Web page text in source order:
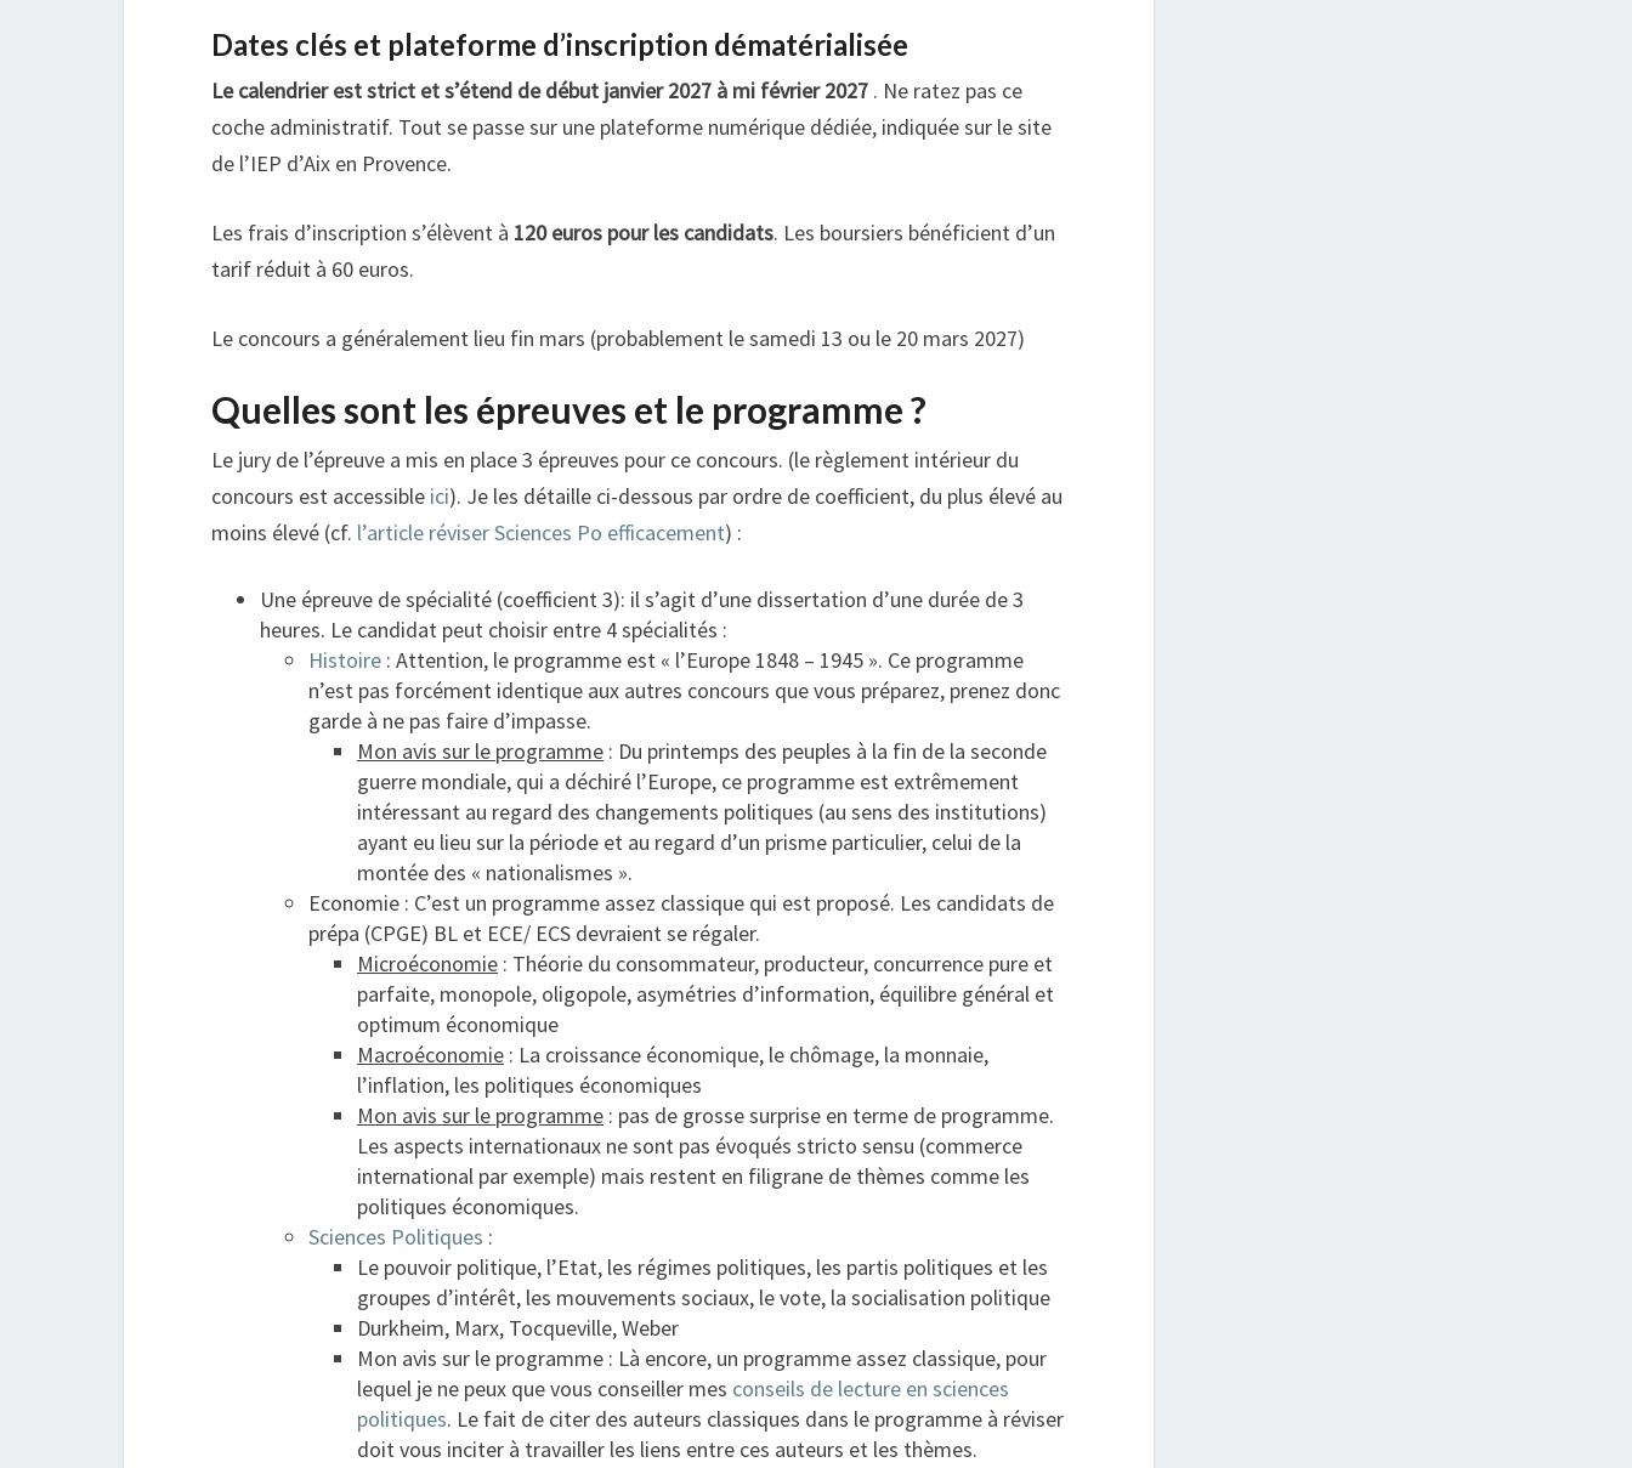
Dates clés et plateforme d’inscription dématérialisée
Le calendrier est strict et s’étend de début janvier 2027 à mi février 2027 . Ne ratez pas ce
coche administratif. Tout se passe sur une plateforme numérique dédiée, indiquée sur le site
de l’IEP d’Aix en Provence.
Les frais d’inscription s’élèvent à 120 euros pour les candidats. Les boursiers bénéficient d’un
tarif réduit à 60 euros.
Le concours a généralement lieu fin mars (probablement le samedi 13 ou le 20 mars 2027)
Quelles sont les épreuves et le programme ?
Le jury de l’épreuve a mis en place 3 épreuves pour ce concours. (le règlement intérieur du
concours est accessible ici). Je les détaille ci-dessous par ordre de coefficient, du plus élevé au
moins élevé (cf. l’article réviser Sciences Po efficacement) :
Une épreuve de spécialité (coefficient 3): il s’agit d’une dissertation d’une durée de 3
heures. Le candidat peut choisir entre 4 spécialités :
Histoire : Attention, le programme est « l’Europe 1848 – 1945 ». Ce programme
n’est pas forcément identique aux autres concours que vous préparez, prenez donc
garde à ne pas faire d’impasse.
Mon avis sur le programme : Du printemps des peuples à la fin de la seconde
guerre mondiale, qui a déchiré l’Europe, ce programme est extrêmement
intéressant au regard des changements politiques (au sens des institutions)
ayant eu lieu sur la période et au regard d’un prisme particulier, celui de la
montée des « nationalismes ».
Economie : C’est un programme assez classique qui est proposé. Les candidats de
prépa (CPGE) BL et ECE/ ECS devraient se régaler.
Microéconomie : Théorie du consommateur, producteur, concurrence pure et
parfaite, monopole, oligopole, asymétries d’information, équilibre général et
optimum économique
Macroéconomie : La croissance économique, le chômage, la monnaie,
l’inflation, les politiques économiques
Mon avis sur le programme : pas de grosse surprise en terme de programme.
Les aspects internationaux ne sont pas évoqués stricto sensu (commerce
international par exemple) mais restent en filigrane de thèmes comme les
politiques économiques.
Sciences Politiques :
Le pouvoir politique, l’Etat, les régimes politiques, les partis politiques et les
groupes d’intérêt, les mouvements sociaux, le vote, la socialisation politique
Durkheim, Marx, Tocqueville, Weber
Mon avis sur le programme : Là encore, un programme assez classique, pour
lequel je ne peux que vous conseiller mes conseils de lecture en sciences
politiques. Le fait de citer des auteurs classiques dans le programme à réviser
doit vous inciter à travailler les liens entre ces auteurs et les thèmes.